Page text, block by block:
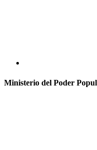
Ministerio del Poder